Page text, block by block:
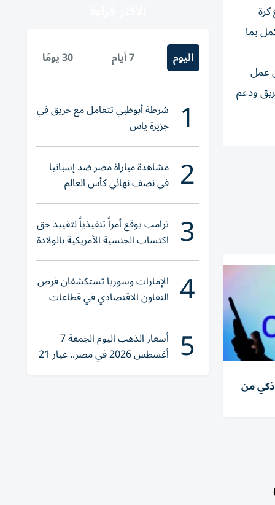
بما
عمل
ودعم
من
اليوم 7 أيام 30 يومًا
1 شرطة أبوظبي تتعامل مع حريق في
جزيرة ياس
2 مشاهدة مباراة مصر ضد إسبانيا
في نصف نهائي كأس العالم
لناشئات اليد 2026
3 ترامب يوقع أمراً تنفيذياً لتقييد حق
اكتساب الجنسية الأمريكية بالولادة
4 الإمارات وسوريا تستكشفان فرص
التعاون الاقتصادي في قطاعات
حيوية
5 أسعار الذهب اليوم الجمعة 7
أغسطس 2026 في مصر.. عيار 21